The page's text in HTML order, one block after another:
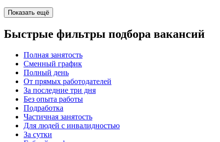
Показать ещё
Быстрые фильтры подбора вакансий
Полная занятость
Сменный график
Полный день
От прямых работодателей
За последние три дня
Без опыта работы
Подработка
Частичная занятость
Для людей с инвалидностью
За сутки